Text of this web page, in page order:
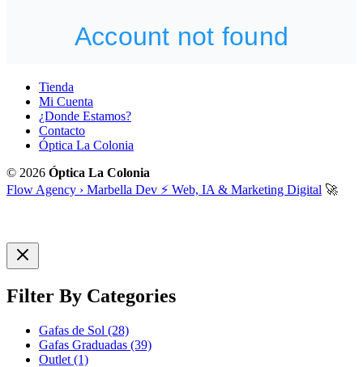
Tienda
Mi Cuenta
¿Donde Estamos?
Contacto
Óptica La Colonia
© 2026 Óptica La Colonia
Flow Agency › Marbella Dev ⚡️ Web, IA & Marketing Digital 🚀
Filter By Categories
Gafas de Sol (28)
Gafas Graduadas (39)
Outlet (1)